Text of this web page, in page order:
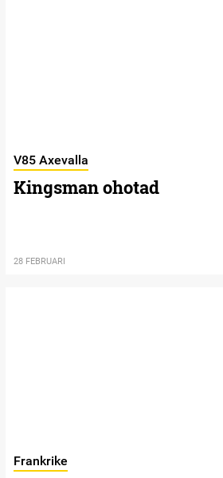
V85 Axevalla
Kingsman ohotad
28 FEBRUARI
Frankrike